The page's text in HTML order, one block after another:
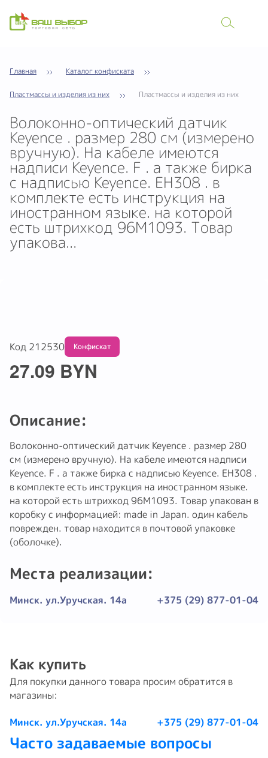
Главная Каталог конфиската
Пластмассы и изделия из них Пластмассы и изделия из них
Волоконно-оптический датчик
Keyence . размер 280 см (измерено
вручную). На кабеле имеются
надписи Keyence. F . а также бирка
с надписью Keyence. EH308 . в
комплекте есть инструкция на
иностранном языке. на которой
есть штрихкод 96М1093. Товар
упакова...
Код 212530Обмену и возврату не подлежит
27.09 BYN
Описание:
Волоконно-оптический датчик Keyence . размер 280
см (измерено вручную). На кабеле имеются надписи
Keyence. F . а также бирка с надписью Keyence. EH308 .
в комплекте есть инструкция на иностранном языке.
на которой есть штрихкод 96М1093. Товар упакован в
коробку с информацией: made in Japan. один кабель
поврежден. товар находится в почтовой упаковке
(оболочке).
Места реализации:
Минск. ул.Уручская. 14а +375 (29) 877-01-04
Как купить
Для покупки данного товара просим обратится в
магазины:
Минск. ул.Уручская. 14а +375 (29) 877-01-04
Часто задаваемые вопросы